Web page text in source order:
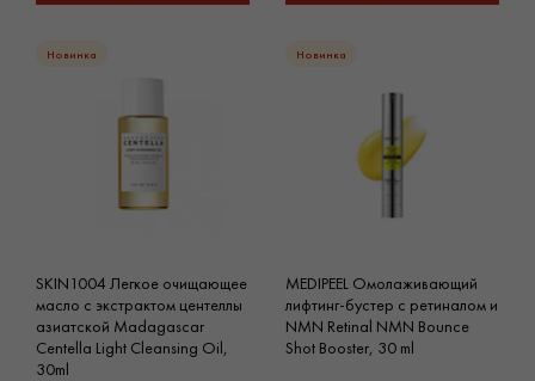
Новинка
SKIN1004 Легкое очищающее
масло с экстрактом центеллы
азиатской Madagascar
Centella Light Cleansing Oil,
30ml
Новинка
MEDIPEEL Омолаживающий
лифтинг-бустер с ретиналом и
NMN Retinal NMN Bounce
Shot Booster, 30 ml